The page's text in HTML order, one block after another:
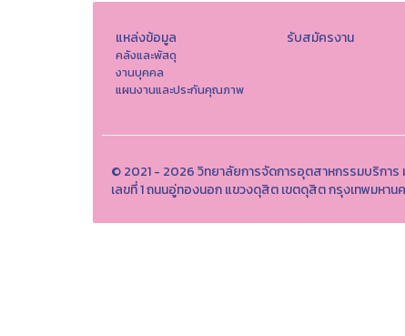
แหล่งข้อมูล
คลังและพัสดุ
งานบุคคล
แผนงานและประกันคุณภาพ
รับสมัครงาน
© 2021 - 2026 วิทยาลัยการจัดการอุตสาหกรรมบริกา
เลขที่ 1 ถนนอู่ทองนอก แขวงดุสิต เขตดุสิต กรุงเทพมหา